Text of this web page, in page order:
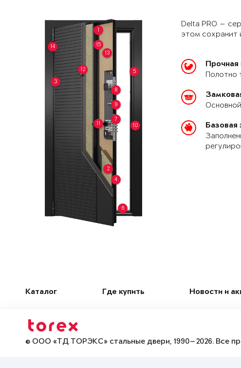
1
2
3
4
5
6
7
8
9
10
11
12
13
14 15
Delta PRO —
этом сохранит
Прочная
Полотно
Базовая
Каталог Где купить Новости и
© ООО «ТД ТОРЭКС» стальные двери, 1990—2026. Все